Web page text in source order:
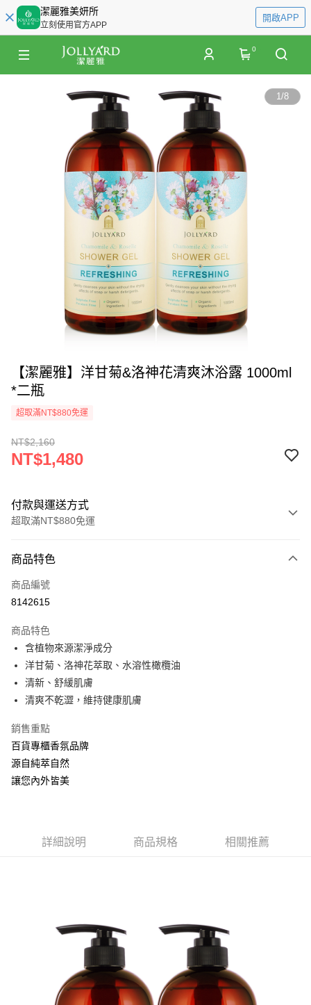
潔麗雅美妍所
立刻使用官方APP
開啟APP
0
1/8
【潔麗雅】洋甘菊&洛神花清爽沐浴露 1000ml
*二瓶
超取滿NT$880免運
NT$2,160
NT$1,480
付款與運送方式
超取滿NT$880免運
信用卡一次付款
超商取貨付款
Apple Pay
ATM付款
運送方式
全家取貨付款
每筆NT$60，滿NT$880(含以上)免運費
付款後全家取貨
每筆NT$60，滿NT$880(含以上)免運費
每筆NT$80，滿NT$880(含以上)免運費
商品特色
商品編號
8142615
商品特色
含植物來源潔淨成分
洋甘菊、洛神花萃取、水溶性橄欖油
清新、舒緩肌膚
清爽不乾澀，維持健康肌膚
銷售重點
百貨專櫃香氛品牌
源自純萃自然
讓您內外皆美
詳細說明 商品規格 相關推薦